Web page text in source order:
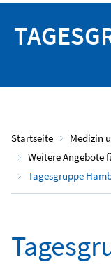
Startseite Medizin
Weitere Angebote
Tagesgruppe